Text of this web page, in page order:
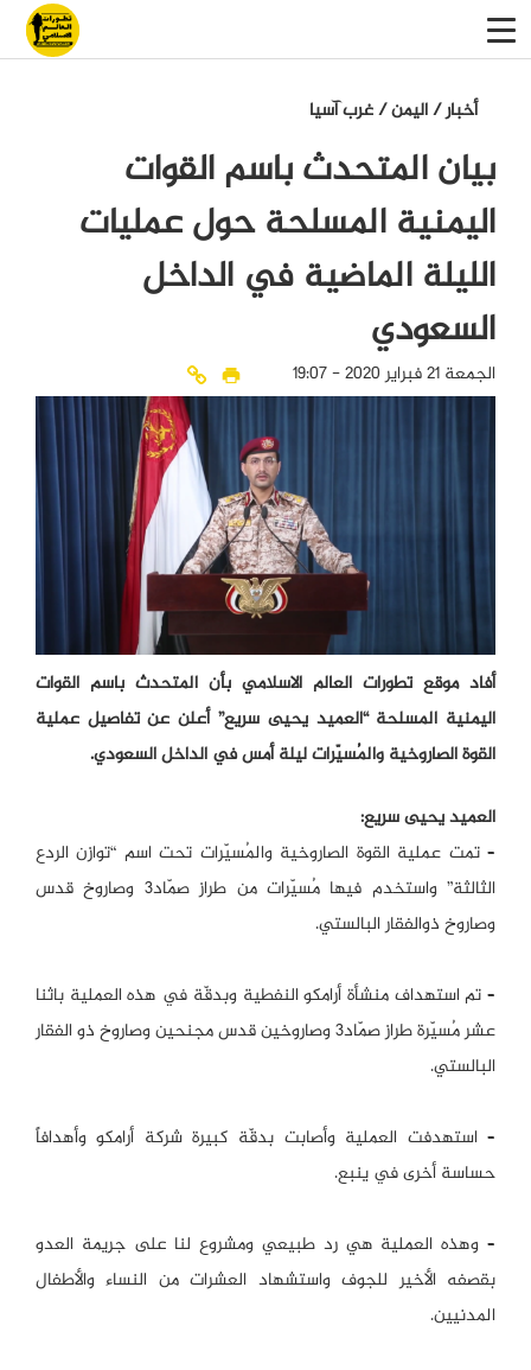
أخبار/اليمن/غرب آسيا
بيان المتحدث باسم القوات
اليمنية المسلحة حول عمليات
الليلة الماضية في الداخل
السعودي
الجمعة 21 فبراير 2020 - 19:07
أفاد موقع تطورات العالم الاسلامي بأن المتحدث باسم القوات
اليمنية المسلحة “العميد يحيى سريع” أعلن عن تفاصيل عملية
القوة الصاروخية والمُسيّرات ليلة أمس في الداخل السعودي.
العميد يحيى سريع:
– تمت عملية القوة الصاروخية والمُسيّرات تحت اسم “توازن الردع
الثالثة” واستخدم فيها مُسيّرات من طراز صمّاد3 وصاروخ قدس
وصاروخ ذوالفقار البالستي.
– تم استهداف منشأة أرامكو النفطية وبدقّة في هذه العملية باثنا
عشر مُسيّرة طراز صمّاد3 وصاروخين قدس مجنحين وصاروخ ذو الفقار
البالستي.
– استهدفت العملية وأصابت بدقّة كبيرة شركة أرامكو وأهدافاً
حساسة أخرى في ينبع.
– وهذه العملية هي رد طبيعي ومشروع لنا على جريمة العدو
بقصفه الأخير للجوف واستشهاد العشرات من النساء والأطفال
المدنيين.